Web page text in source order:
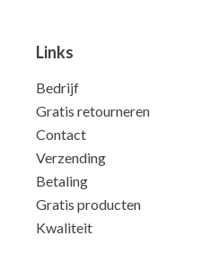
Links
Bedrijf
Gratis retourneren
Contact
Verzending
Betaling
Gratis producten
Kwaliteit